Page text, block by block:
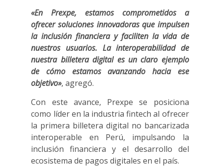
«En Prexpe, estamos comprometidos a
ofrecer soluciones innovadoras que impulsen
la inclusión financiera y faciliten la vida de
nuestros usuarios. La interoperabilidad de
nuestra billetera digital es un claro ejemplo
de cómo estamos avanzando hacia ese
objetivo», agregó.
Con este avance, Prexpe se posiciona
como líder en la industria fintech al ofrecer
la primera billetera digital no bancarizada
interoperable en Perú, impulsando la
inclusión financiera y el desarrollo del
ecosistema de pagos digitales en el país.